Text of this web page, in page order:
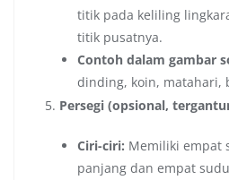
titik pada keliling
titik pusatnya.
Contoh dalam gambar
dinding, koin, matahari,
Persegi (opsional,
Ciri-ciri: Memiliki empat
panjang dan empat